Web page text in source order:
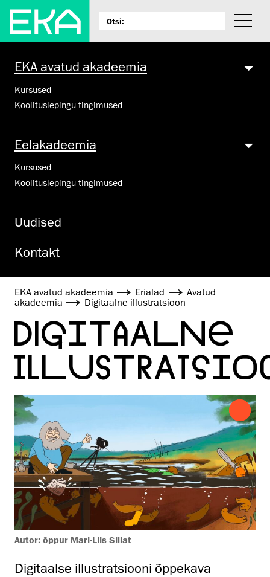
EKA avatud akadeemia
Kursused
Koolituslepingu tingimused
Eelakadeemia
Kursused
Koolituslepingu tingimused
Uudised
Kontakt
EKA avatud akadeemia Erialad
Avatud
akadeemia
Digitaalne illustratsioon
DIGITAALNE
Autor: õppur Mari-Liis Sillat
Digitaalse illustratsiooni õppekava